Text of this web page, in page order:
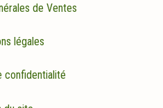
de Ventes
légales
confidentialité